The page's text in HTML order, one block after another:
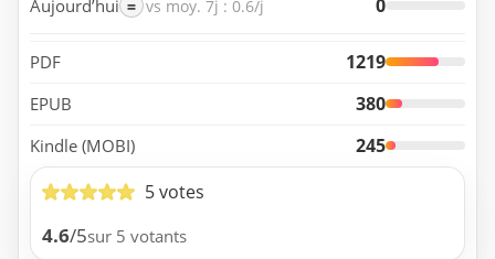
Aujourd’hui = vs moy. 7j : 0.6/j 0
PDF 1219
EPUB 380
Kindle (MOBI)
245
5 votes
4.6/5sur 5 votants